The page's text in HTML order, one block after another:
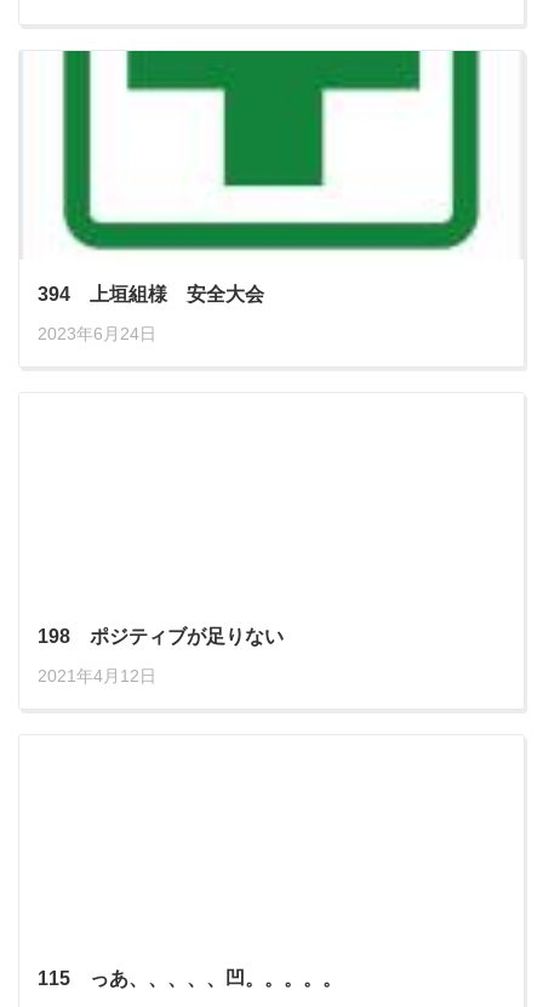
394 上垣組様 安全大会
2023年6月24日
198 ポジティブが足りない
2021年4月12日
115 っあ、、、、、凹。。。。。